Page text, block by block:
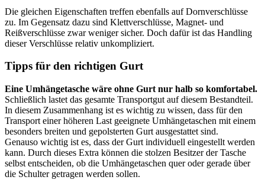
Die gleichen Eigenschaften treffen ebenfalls auf Dornverschlüsse
zu. Im Gegensatz dazu sind Klettverschlüsse, Magnet- und
Reißverschlüsse zwar weniger sicher. Doch dafür ist das Handling
dieser Verschlüsse relativ unkompliziert.
Tipps für den richtigen Gurt
Eine Umhängetasche wäre ohne Gurt nur halb so komfortabel.
Schließlich lastet das gesamte Transportgut auf diesem Bestandteil.
In diesem Zusammenhang ist es wichtig zu wissen, dass für den
Transport einer höheren Last geeignete Umhängetaschen mit einem
besonders breiten und gepolsterten Gurt ausgestattet sind.
Genauso wichtig ist es, dass der Gurt individuell eingestellt werden
kann. Durch dieses Extra können die stolzen Besitzer der Tasche
selbst entscheiden, ob die Umhängetaschen quer oder gerade über
die Schulter getragen werden sollen.